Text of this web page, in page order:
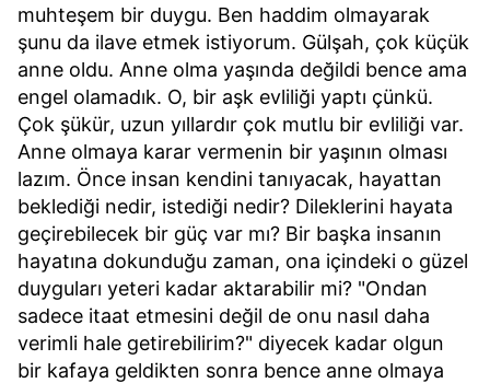
6698 sayılı Kişisel Verilerin Korunması Kanunu uyarınca
hazırlanmış Aydınlatma Metnimizi okumak ve sitemizde
ilgili mevzuata uygun olarak kullanılan çerezlerle ilgili bilgi
almak için lütfentıklayınız .
muhteşem bir duygu. Ben haddim olmayarak
şunu da ilave etmek istiyorum. Gülşah, çok küçük
anne oldu. Anne olma yaşında değildi bence ama
engel olamadık. O, bir aşk evliliği yaptı çünkü.
Çok şükür, uzun yıllardır çok mutlu bir evliliği var.
Anne olmaya karar vermenin bir yaşının olması
lazım. Önce insan kendini tanıyacak, hayattan
beklediği nedir, istediği nedir? Dileklerini hayata
geçirebilecek bir güç var mı? Bir başka insanın
hayatına dokunduğu zaman, ona içindeki o güzel
duyguları yeteri kadar aktarabilir mi? "Ondan
sadece itaat etmesini değil de onu nasıl daha
verimli hale getirebilirim?" diyecek kadar olgun
bir kafaya geldikten sonra bence anne olmaya